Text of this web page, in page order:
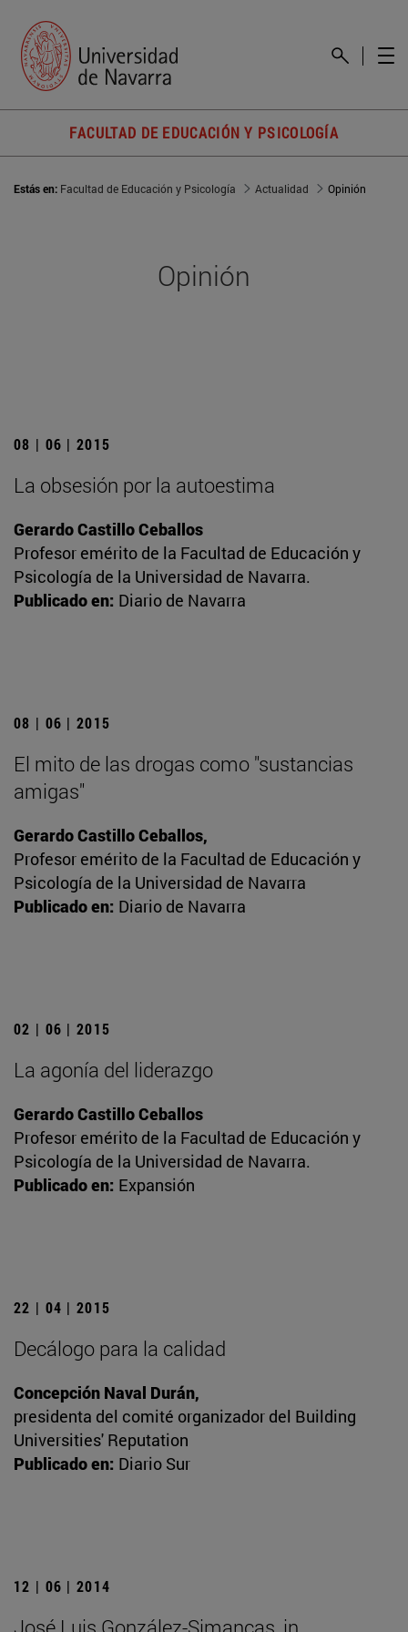
FACULTAD DE EDUCACIÓN Y PSICOLOGÍA
Estás en: Facultad de Educación y Psicología Actualidad Opinión
Opinión
08 | 06 | 2015
La obsesión por la autoestima
Gerardo Castillo Ceballos
Profesor emérito de la Facultad de Educación y
Psicología de la Universidad de Navarra.
Publicado en: Diario de Navarra
08 | 06 | 2015
El mito de las drogas como "sustancias
amigas"
Gerardo Castillo Ceballos,
Profesor emérito de la Facultad de Educación y
Psicología de la Universidad de Navarra
Publicado en: Diario de Navarra
02 | 06 | 2015
La agonía del liderazgo
Gerardo Castillo Ceballos
Profesor emérito de la Facultad de Educación y
Psicología de la Universidad de Navarra.
Publicado en: Expansión
22 | 04 | 2015
Decálogo para la calidad
Concepción Naval Durán,
presidenta del comité organizador del Building
Universities' Reputation
Publicado en: Diario Sur
12 | 06 | 2014